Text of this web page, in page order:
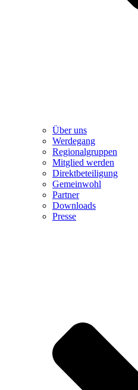
Über uns
Werdegang
Regionalgruppen
Mitglied werden
Direktbeteiligung
Gemeinwohl
Partner
Downloads
Presse